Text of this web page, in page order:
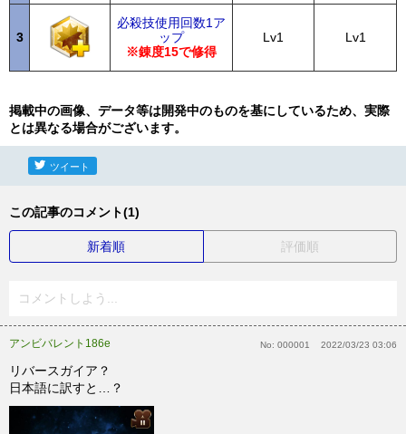
3
必殺技使用回数1ア
ップ
※錬度15で修得
Lv1 Lv1
掲載中の画像、データ等は開発中のものを基にしているため、実際
とは異なる場合がございます。
ツイート
この記事のコメント(1)
新着順 評価順
コメントしよう...
アンビバレント186e No: 000001 2022/03/23 03:06
リバースガイア？
日本語に訳すと…？